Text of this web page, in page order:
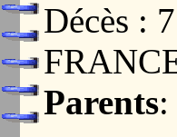
Décès :
Parents: